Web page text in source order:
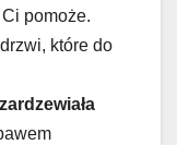
pomoże.
które do